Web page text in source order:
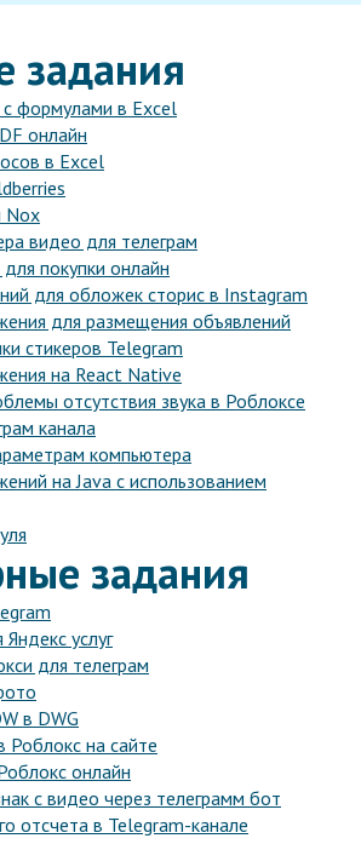
задания
формулами в Excel
онлайн
в Excel
Nox
видео для телеграм
покупки онлайн
для обложек сторис в Instagram
для размещения объявлений
стикеров Telegram
на React Native
отсутствия звука в Роблоксе
канала
компьютера
на Java с использованием
задания
услуг
для телеграм
в DWG
Роблокс на сайте
онлайн
с видео через телеграмм бот
отсчета в Telegram-канале